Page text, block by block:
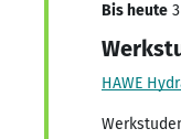
Bis heute
HAWE